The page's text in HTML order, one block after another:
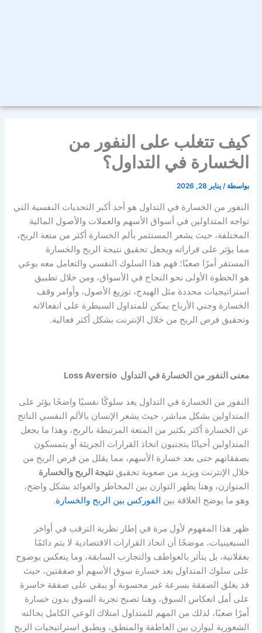
كيف تتغلب على النفور من
الخسارة في التداول؟
بواسطة/يناير 28, 2026
النفور من الخسارة في التداول هو أحد أكبر التحديات النفسية التي
تواجه المتداولين في أسواق الأسهم والعملات والأصول المالية
المختلفة، حيث يشعر المستثمر بألم الخسارة أكثر من متعة الربح،
مما يؤثر على قراراته ويجعل تحقيق نتيجة الربح والخسارة
المستقر أمرًا صعبًا؛ فهم هذا السلوك النفسي والتعامل معه بوعي
هو الخطوة الأولى نحو النجاح في الأسواق، ومن خلال تطبيق
استراتيجيات محددة مثل الهيدج، توزيع الأصول، وأوامر وقف
الخسارة وجني الأرباح يمكن للمتداول السيطرة على انفعالاته
وتحقيق فرص الربح من خلال الإنترنت بشكل أكثر فعالية.
معنى النفور من الخسارة في التداول Loss Aversio
النفور من الخسارة في التداول يعد سلوكًا نفسيًا واضحًا يؤثر على
المتداولين بشكل مباشر، حيث يشعر الإنسان بالألم النفسي الناتج
عن الخسارة أكثر بكثير من المتعة المرتبطة بالربح، وهذا ما يجعل
المتداولين أحيانًا يتجنبون اتخاذ القرارات الجريئة أو يتمسكون
بصفقاتهم حتى بعد خسارة الأسهم، مما يقلل من فرص الربح من
خلال الإنترنت ويزيد من صعوبة تحقيق نتيجة الربح والخسارة
المتوازن، وهنا يظهر التوازن بين المخاطر والعوائد بشكل واضح،
وهو ما يوضح العلاقة بين الفوركس بين الربح والخسارة.
ظهر هذا المفهوم لأول مرة في إطار نظرية الترقب في أواخر
السبعينيات، موضحًا أن اتخاذ القرارات الاقتصادية لا يتم دائمًا
بعقلانية، بل يتأثر بالعواطف والتجارب السابقة، وما ينعكس بوضوح
على سلوك المتداول بعدخسارة سوق الأسهمأو صفقتين، حيث
قد يغلق الصفقة بسرعة غير محسوبة أو يبقي على صفقة خاسرة
على أمل انعكاس السوق، وهنا تصبح تجربة السوق بدون خسارة
أمرًا صعبًا، لذلك من المهم للمتداول امتلاك الوعي الكامل بحالته
الشعورية ليوازن بين العاطفة والمنطق، ويطبق استراتيجيات الربح